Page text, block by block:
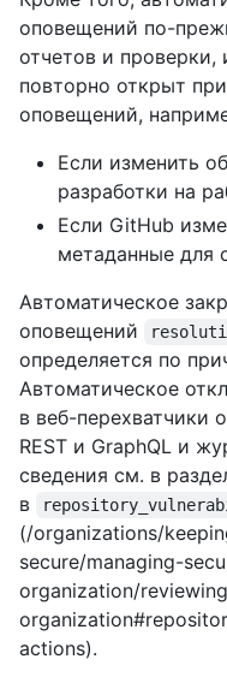
оповещений по-
отчетов и
повторно открыт
оповещений,
Если изменить
разработки на
Если GitHub
метаданные для
Автоматическое
оповещений
определяется по
Автоматическое
в веб-
REST и GraphQL и
сведения см. в
в
(/organizations/
secure/managing-
organization/
actions).